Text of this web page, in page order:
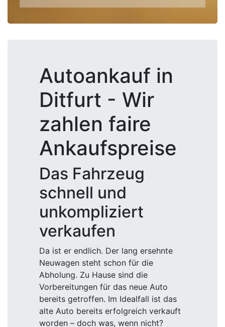
Autoankauf in
Ditfurt - Wir
zahlen faire
Ankaufspreise
Das Fahrzeug
schnell und
unkompliziert
verkaufen
Da ist er endlich. Der lang ersehnte
Neuwagen steht schon für die
Abholung. Zu Hause sind die
Vorbereitungen für das neue Auto
bereits getroffen. Im Idealfall ist das
alte Auto bereits erfolgreich verkauft
worden – doch was, wenn nicht?